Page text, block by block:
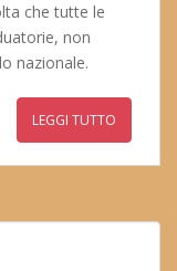
che tutte le
non
nazionale.
LEGGI TUTTO